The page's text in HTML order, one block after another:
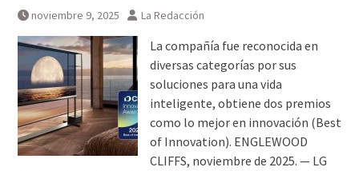
noviembre 9, 2025 La Redacción
La compañía fue reconocida en
diversas categorías por sus
soluciones para una vida
inteligente, obtiene dos premios
como lo mejor en innovación (Best
of Innovation). ENGLEWOOD
CLIFFS, noviembre de 2025. — LG